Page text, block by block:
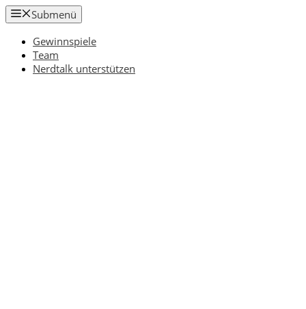
Zum
Inhalt
springen
Submenü
Gewinnspiele
Team
Nerdtalk unterstützen